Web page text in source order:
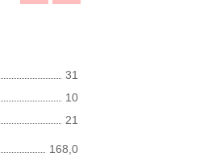
31
10
21
168,0